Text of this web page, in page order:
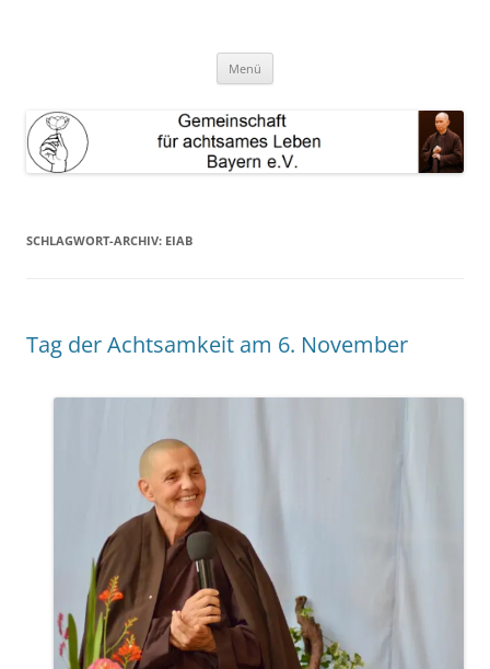
Menü
SCHLAGWORT-ARCHIV: EIAB
Tag der Achtsamkeit am 6. November